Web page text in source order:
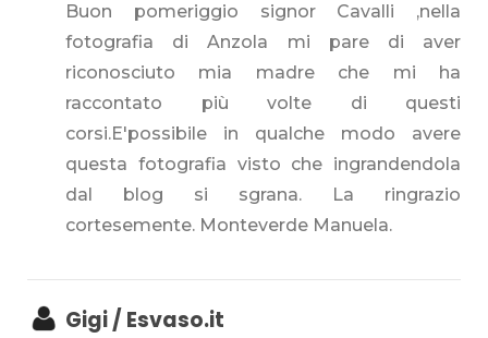
Buon pomeriggio signor Cavalli ,nella
fotografia di Anzola mi pare di aver
riconosciuto mia madre che mi ha
raccontato più volte di questi
corsi.E'possibile in qualche modo avere
questa fotografia visto che ingrandendola
dal blog si sgrana. La ringrazio
cortesemente. Monteverde Manuela.
Gigi / Esvaso.it